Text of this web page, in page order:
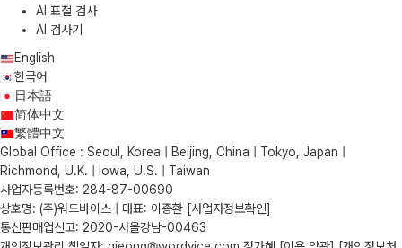
AI 표절 검사
AI 검사기
English
한국어
日本語
简体中文
繁體中文
Global Office : Seoul, Korea | Beijing, China | Tokyo, Japan |
Richmond, U.K. | Iowa, U.S. | Taiwan
사업자등록번호: 284-87-00690
상호명: (주)워드바이스 | 대표: 이종환 [사업자정보확인]
통신판매업신고: 2020-서울강남-00463